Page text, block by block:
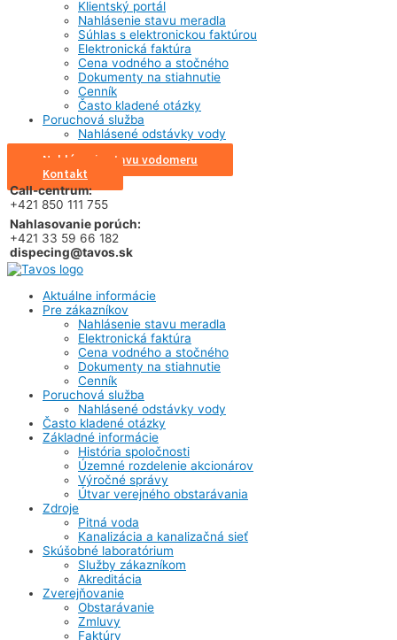
Klientský portál
Nahlásenie stavu meradla
Súhlas s elektronickou faktúrou
Elektronická faktúra
Cena vodného a stočného
Dokumenty na stiahnutie
Cenník
Často kladené otázky
Poruchová služba
Nahlásené odstávky vody
Nahlásenie stavu vodomeru
Kontakt
Call-centrum:
+421 850 111 755
Nahlasovanie porúch:
+421 33 59 66 182
dispecing@tavos.sk
Aktuálne informácie
Pre zákazníkov
Nahlásenie stavu meradla
Elektronická faktúra
Cena vodného a stočného
Dokumenty na stiahnutie
Cenník
Poruchová služba
Nahlásené odstávky vody
Často kladené otázky
Základné informácie
História spoločnosti
Územné rozdelenie akcionárov
Výročné správy
Útvar verejného obstarávania
Zdroje
Pitná voda
Kanalizácia a kanalizačná sieť
Skúšobné laboratórium
Služby zákazníkom
Akreditácia
Zverejňovanie
Obstarávanie
Zmluvy
Faktúry